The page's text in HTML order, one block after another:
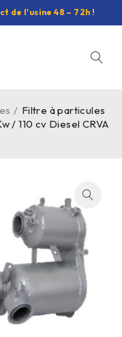
de l'usine 48 – 72h !
/ Filtre à particules
/ 110 cv Diesel CRVA